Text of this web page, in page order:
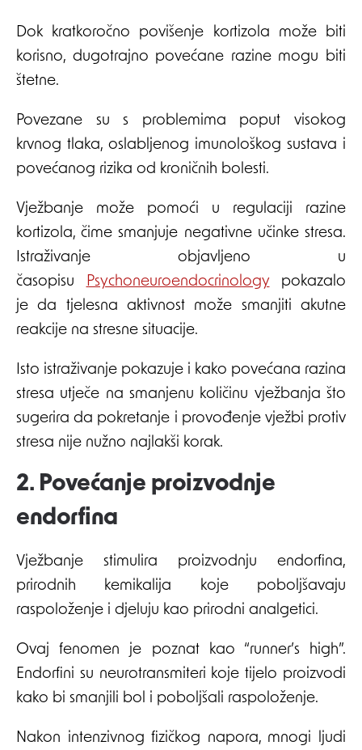
Dok kratkoročno povišenje kortizola može biti
korisno, dugotrajno povećane razine mogu biti
štetne.
Povezane su s problemima poput visokog
krvnog tlaka, oslabljenog imunološkog sustava i
povećanog rizika od kroničnih bolesti.
Vježbanje može pomoći u regulaciji razine
kortizola, čime smanjuje negativne učinke stresa.
Istraživanje objavljeno u
časopisu
Psychoneuroendocrinologypokazalo
je da tjelesna aktivnost može smanjiti akutne
reakcije na stresne situacije.
Isto istraživanje pokazuje i kako povećana razina
stresa utječe na smanjenu količinu vježbanja što
sugerira da pokretanje i provođenje vježbi protiv
stresa nije nužno najlakši korak.
2. Povećanje proizvodnje
endorfina
Vježbanje stimulira proizvodnju endorfina,
prirodnih kemikalija koje poboljšavaju
raspoloženje i djeluju kao prirodni analgetici.
Ovaj fenomen je poznat kao “runner’s high”.
Endorfini su neurotransmiteri koje tijelo proizvodi
kako bi smanjili bol i poboljšali raspoloženje.
Nakon intenzivnog fizičkog napora, mnogi ljudi